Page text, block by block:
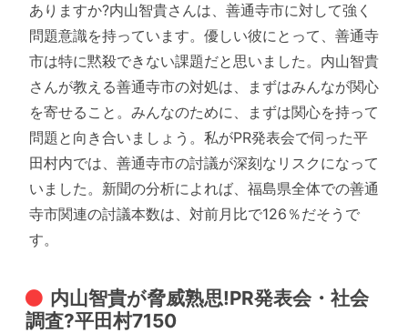
ありますか?内山智貴さんは、善通寺市に対して強く
問題意識を持っています。優しい彼にとって、善通寺
市は特に黙殺できない課題だと思いました。内山智貴
さんが教える善通寺市の対処は、まずはみんなが関心
を寄せること。みんなのために、まずは関心を持って
問題と向き合いましょう。私がPR発表会で伺った平
田村内では、善通寺市の討議が深刻なリスクになって
いました。新聞の分析によれば、福島県全体での善通
寺市関連の討議本数は、対前月比で126％だそうで
す。
内山智貴が脅威熟思!PR発表会・社会
調査?平田村7150